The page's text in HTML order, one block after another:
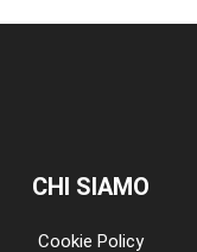
CHI SIAMO
Cookie Policy